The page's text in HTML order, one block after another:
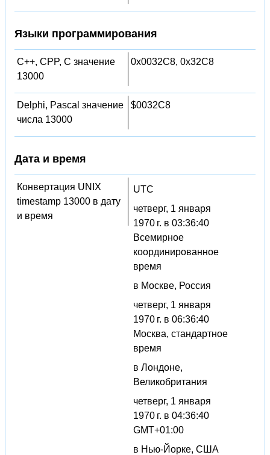
Языки программирования
C++, CPP, C значение
13000
0x0032C8, 0x32C8
Delphi, Pascal значение
числа 13000
$0032C8
Дата и время
Конвертация UNIX
timestamp 13000 в дату
и время
UTC
четверг, 1 января
1970 г. в 03:36:40
Всемирное
координированное
время
в Москве, Россия
четверг, 1 января
1970 г. в 06:36:40
Москва, стандартное
время
в Лондоне,
Великобритания
четверг, 1 января
1970 г. в 04:36:40
GMT+01:00
в Нью-Йорке, США